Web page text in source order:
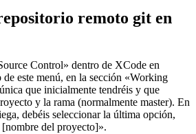
remoto git en
Control» dentro de XCode en
este menú, en la sección «Working
que inicialmente tendréis y que
y la rama (normalmente master). En
debéis seleccionar la última opción,
del proyecto]».